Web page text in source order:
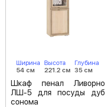
Ширина
54 см
Высота
221.2 см
Глубина
35 см
Шкаф пенал Ливорно
ЛШ-5 для посуды дуб
сонома